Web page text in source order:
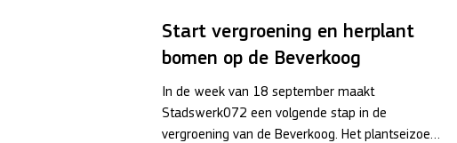
Start vergroening en herplant
bomen op de Beverkoog
In de week van 18 september maakt
Stadswerk072 een volgende stap in de
vergroening van de Beverkoog. Het plantseizoen